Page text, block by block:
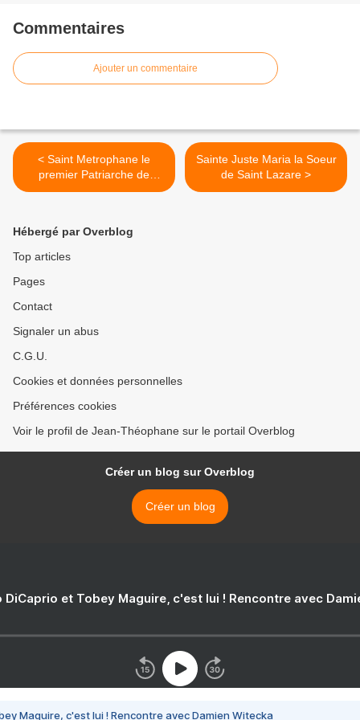
Commentaires
Ajouter un commentaire
< Saint Metrophane le
premier Patriarche de
Constantinople
Sainte Juste Maria la Soeur
de Saint Lazare >
Hébergé par Overblog
Top articles
Pages
Contact
Signaler un abus
C.G.U.
Cookies et données personnelles
Préférences cookies
Voir le profil de Jean-Théophane sur le portail Overblog
Créer un blog sur Overblog
Créer un blog
DiCaprio et Tobey Maguire, c'est lui ! Rencontre avec
Maguire, c'est lui ! Rencontre avec Damien Witecka